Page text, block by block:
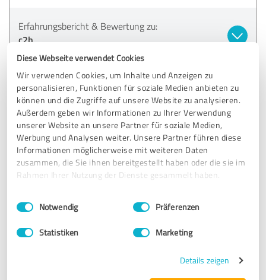
Diese Webseite verwendet Cookies
Wir verwenden Cookies, um Inhalte und Anzeigen zu
personalisieren, Funktionen für soziale Medien anbieten zu
können und die Zugriffe auf unsere Website zu analysieren.
Außerdem geben wir Informationen zu Ihrer Verwendung
unserer Website an unsere Partner für soziale Medien,
Werbung und Analysen weiter. Unsere Partner führen diese
Informationen möglicherweise mit weiteren Daten
zusammen, die Sie ihnen bereitgestellt haben oder die sie im
Rahmen Ihrer Nutzung der Dienste gesammelt haben.
Impressum Datenschutzbestimmungen
Einwilligungsauswahl
Notwendig Präferenzen
Statistiken Marketing
Details zeigen
Erfahrungsbericht & Bewertung zu:
c2h
5,00 von 5
SEHR GUT Empfehlung
Top Support und höchste Kompetenz! Uneingeschränkt
empfehlenswert.
c2h